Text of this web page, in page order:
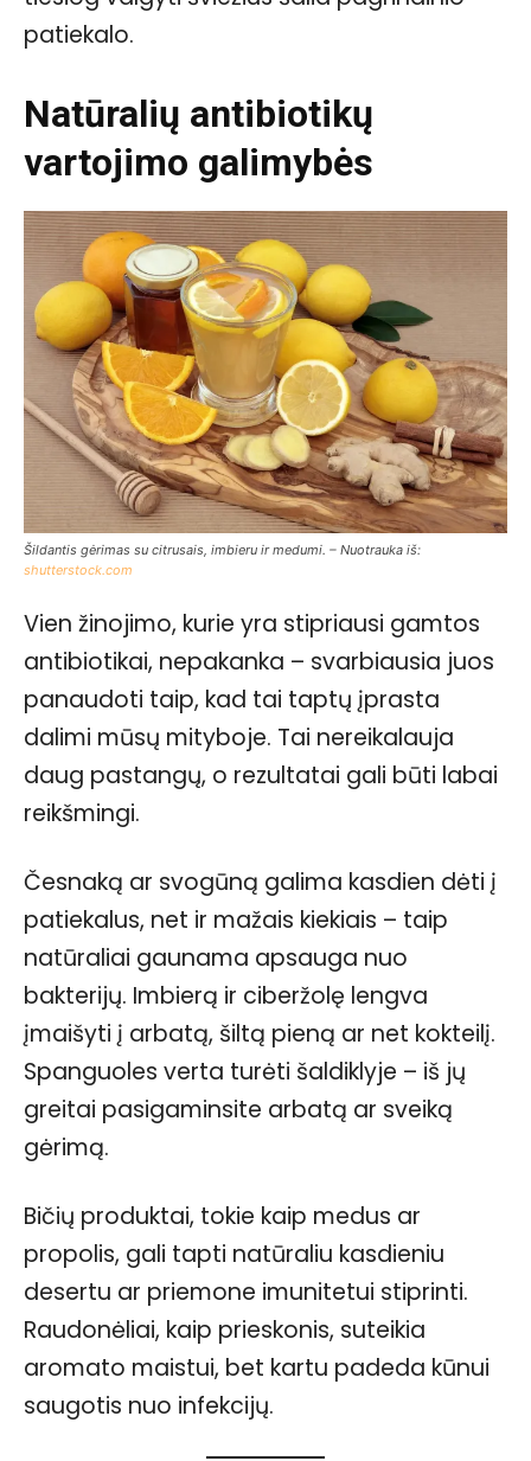
patiekalo.
Natūralių antibiotikų
vartojimo galimybės
Šildantis gėrimas su citrusais, imbieru ir medumi. – Nuotrauka iš:
shutterstock.com
Vien žinojimo, kurie yra stipriausi gamtos
antibiotikai, nepakanka – svarbiausia juos
panaudoti taip, kad tai taptų įprasta
dalimi mūsų mityboje. Tai nereikalauja
daug pastangų, o rezultatai gali būti labai
reikšmingi.
Česnaką ar svogūną galima kasdien dėti į
patiekalus, net ir mažais kiekiais – taip
natūraliai gaunama apsauga nuo
bakterijų. Imbierą ir ciberžolę lengva
įmaišyti į arbatą, šiltą pieną ar net kokteilį.
Spanguoles verta turėti šaldiklyje – iš jų
greitai pasigaminsite arbatą ar sveiką
gėrimą.
Bičių produktai, tokie kaip medus ar
propolis, gali tapti natūraliu kasdieniu
desertu ar priemone imunitetui stiprinti.
Raudonėliai, kaip prieskonis, suteikia
aromato maistui, bet kartu padeda kūnui
saugotis nuo infekcijų.